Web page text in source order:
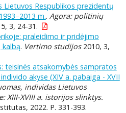
Respublikos prezidentų
m.. Agora: politinių
3, 24-31.
praleidimo ir pridėjimo
. Vertimo studijos2010, 3,
teisinės atsakomybės sampratos
akyse (XIV a. pabaiga - XVII
individas Lietuvos
XIII-XVIII a. istorijos slinktys.
2022. P. 331-393.